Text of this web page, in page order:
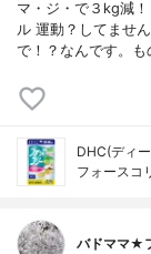
マ・ジ・で３kg減
ル 運動？してませ
で！？なんです。
DHC(ディ
フォースコ
バドママ★